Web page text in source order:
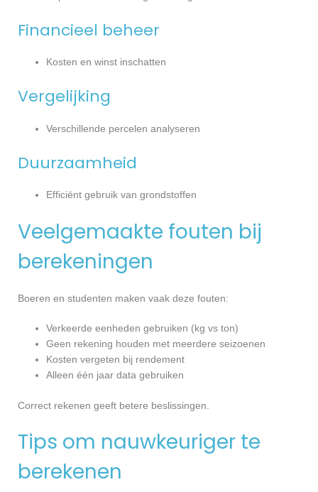
Financieel beheer
Kosten en winst inschatten
Vergelijking
Verschillende percelen analyseren
Duurzaamheid
Efficiënt gebruik van grondstoffen
Veelgemaakte fouten bij
berekeningen
Boeren en studenten maken vaak deze fouten:
Verkeerde eenheden gebruiken (kg vs ton)
Geen rekening houden met meerdere seizoenen
Kosten vergeten bij rendement
Alleen één jaar data gebruiken
Correct rekenen geeft betere beslissingen.
Tips om nauwkeuriger te
berekenen